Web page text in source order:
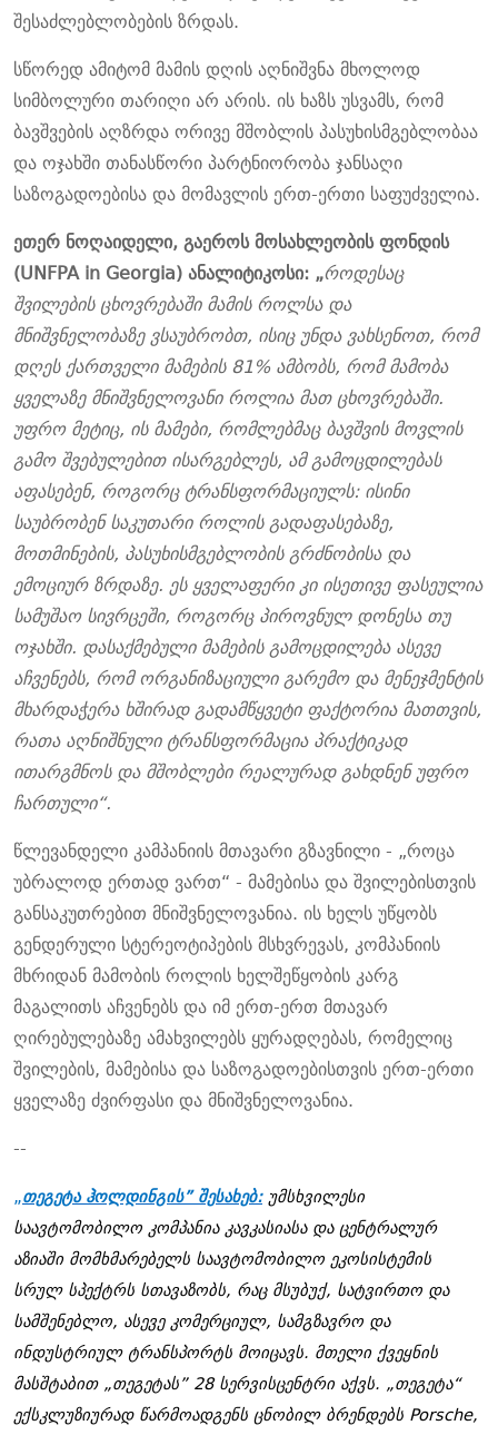
შესაძლებლობების ზრდას.
სწორედ ამიტომ მამის დღის აღნიშვნა მხოლოდ
სიმბოლური თარიღი არ არის. ის ხაზს უსვამს, რომ
ბავშვების აღზრდა ორივე მშობლის პასუხისმგებლობაა
და ოჯახში თანასწორი პარტნიორობა ჯანსაღი
საზოგადოებისა და მომავლის ერთ-ერთი საფუძველია.
ეთერ ნოღაიდელი, გაეროს მოსახლეობის ფონდის
(UNFPA in Georgia) ანალიტიკოსი: „როდესაც
შვილების ცხოვრებაში მამის როლსა და
მნიშვნელობაზე ვსაუბრობთ, ისიც უნდა ვახსენოთ, რომ
დღეს ქართველი მამების 81% ამბობს, რომ მამობა
ყველაზე მნიშვნელოვანი როლია მათ ცხოვრებაში.
უფრო მეტიც, ის მამები, რომლებმაც ბავშვის მოვლის
გამო შვებულებით ისარგებლეს, ამ გამოცდილებას
აფასებენ, როგორც ტრანსფორმაციულს: ისინი
საუბრობენ საკუთარი როლის გადაფასებაზე,
მოთმინების, პასუხისმგებლობის გრძნობისა და
ემოციურ ზრდაზე. ეს ყველაფერი კი ისეთივე ფასეულია
სამუშაო სივრცეში, როგორც პიროვნულ დონესა თუ
ოჯახში. დასაქმებული მამების გამოცდილება ასევე
აჩვენებს, რომ ორგანიზაციული გარემო და მენეჯმენტის
მხარდაჭერა ხშირად გადამწყვეტი ფაქტორია მათთვის,
რათა აღნიშნული ტრანსფორმაცია პრაქტიკად
ითარგმნოს და მშობლები რეალურად გახდნენ უფრო
ჩართული“.
წლევანდელი კამპანიის მთავარი გზავნილი - „როცა
უბრალოდ ერთად ვართ“ - მამებისა და შვილებისთვის
განსაკუთრებით მნიშვნელოვანია. ის ხელს უწყობს
გენდერული სტერეოტიპების მსხვრევას, კომპანიის
მხრიდან მამობის როლის ხელშეწყობის კარგ
მაგალითს აჩვენებს და იმ ერთ-ერთ მთავარ
ღირებულებაზე ამახვილებს ყურადღებას, რომელიც
შვილების, მამებისა და საზოგადოებისთვის ერთ-ერთი
ყველაზე ძვირფასი და მნიშვნელოვანია.
--
„თეგეტა ჰოლდინგის” შესახებ: უმსხვილესი
საავტომობილო კომპანია კავკასიასა და ცენტრალურ
აზიაში მომხმარებელს საავტომობილო ეკოსისტემის
სრულ სპექტრს სთავაზობს, რაც მსუბუქ, სატვირთო და
სამშენებლო, ასევე კომერციულ, სამგზავრო და
ინდუსტრიულ ტრანსპორტს მოიცავს. მთელი ქვეყნის
მასშტაბით „თეგეტას” 28 სერვისცენტრი აქვს. „თეგეტა“
ექსკლუზიურად წარმოადგენს ცნობილ ბრენდებს Porsche,